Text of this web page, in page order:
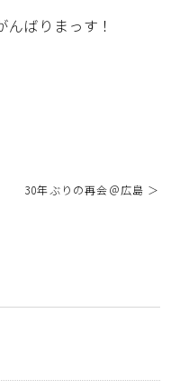
ばりまっす！
30年ぶりの再会＠広島 ＞